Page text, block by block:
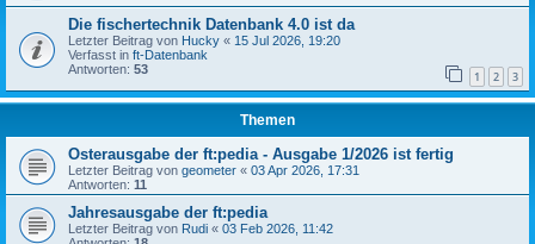
Die fischertechnik Datenbank 4.0 ist da
Letzter Beitrag von Hucky « 15 Jul 2026, 19:20
Verfasst in ft-Datenbank
Antworten: 53 1 2 3
Themen
Osterausgabe der ft:pedia - Ausgabe 1/2026 ist fertig
Letzter Beitrag von geometer « 03 Apr 2026, 17:31
Antworten: 11
Jahresausgabe der ft:pedia
Letzter Beitrag von Rudi « 03 Feb 2026, 11:42